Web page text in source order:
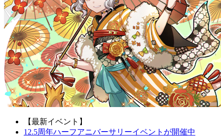
【最新イベント】
12.5周年ハーフアニバーサリーイベントが開催中